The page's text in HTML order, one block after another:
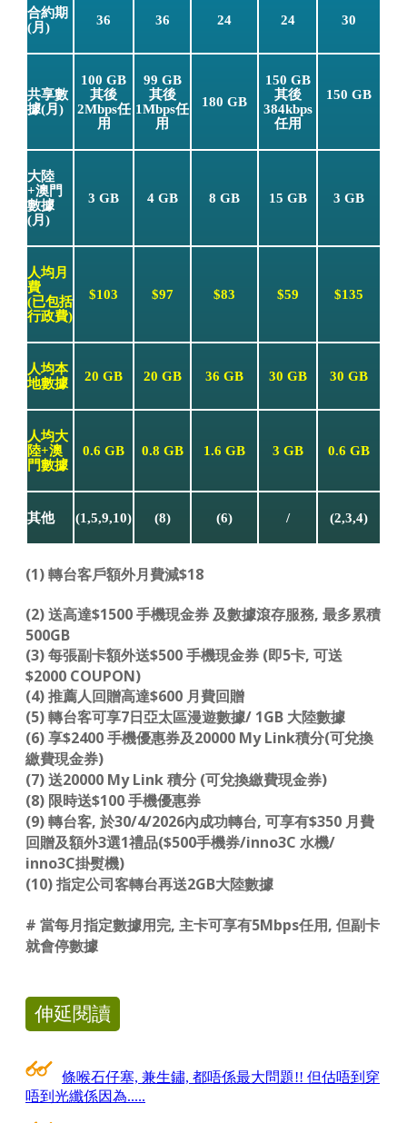
合約期
(月)
36 36 24 24 30
共享數
據(月)
100 GB
其後
2Mbps任
用
99 GB
其後
1Mbps任
用
180 GB
150 GB
其後
384kbps
任用
150 GB
大陸
+澳門
數據
(月)
3 GB 4 GB 8 GB 15 GB 3 GB
人均月
費
(已包括
行政費)
$103 $97 $83 $59 $135
人均本
地數據
20 GB 20 GB 36 GB 30 GB 30 GB
人均大
陸+澳
門數據
0.6 GB 0.8 GB 1.6 GB 3 GB 0.6 GB
其他 (1,5,9,10) (8) (6) / (2,3,4)
(1) 轉台客戶額外月費減$18
(2) 送高達$1500 手機現金券 及數據滾存服務, 最多累積
500GB
(3) 每張副卡額外送$500 手機現金券 (即5卡, 可送
$2000 COUPON)
(4) 推薦人回贈高達$600 月費回贈
(5) 轉台客可享7日亞太區漫遊數據/ 1GB 大陸數據
(6) 享$2400 手機優惠券及20000 My Link積分(可兌換
繳費現金券)
(7) 送20000 My Link 積分 (可兌換繳費現金券)
(8) 限時送$100 手機優惠券
(9) 轉台客, 於30/4/2026內成功轉台, 可享有$350 月費
回贈及額外3選1禮品($500手機券/inno3C 水機/
inno3C掛熨機)
(10) 指定公司客轉台再送2GB大陸數據
# 當每月指定數據用完, 主卡可享有5Mbps任用, 但副卡
就會停數據
伸延閱讀
條喉石仔塞, 兼生鏽, 都唔係最大問題!! 但估唔到穿
唔到光纖係因為.....